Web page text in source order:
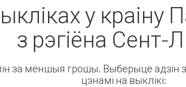
у краіну
з рэгіёна Сент-
за меншыя грошы. Выберыце адзін з
цэнамі на выклікі: